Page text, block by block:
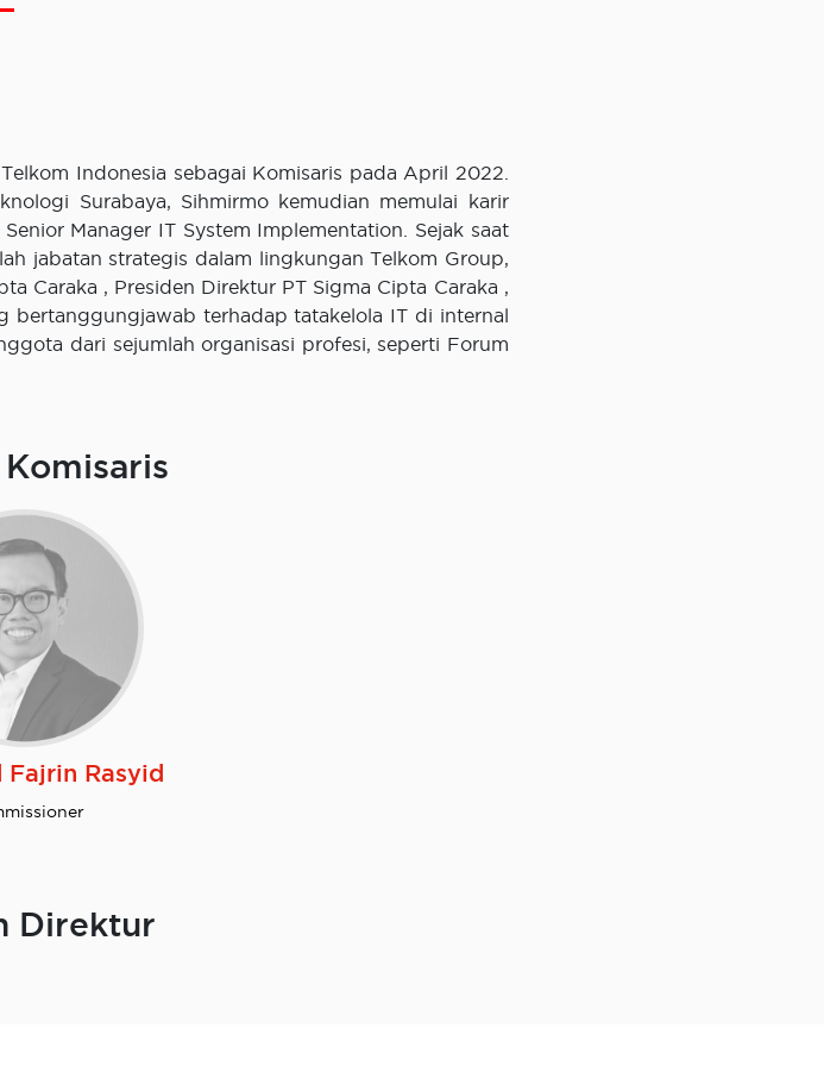
Indonesia sebagai Komisaris pada April 2022.
Surabaya, Sihmirmo kemudian memulai karir
Manager IT System Implementation. Sejak saat
jabatan strategis dalam lingkungan Telkom Group,
Caraka , Presiden Direktur PT Sigma Cipta Caraka ,
bertanggungjawab terhadap tatakelola IT di internal
dari sejumlah organisasi profesi, seperti Forum
Fajrin Rasyid
Direktur